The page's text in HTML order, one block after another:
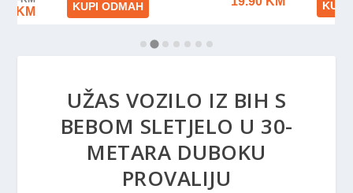
UŽAS VOZILO IZ BIH S
BEBOM SLETJELO U 30-
METARA DUBOKU
PROVALIJU